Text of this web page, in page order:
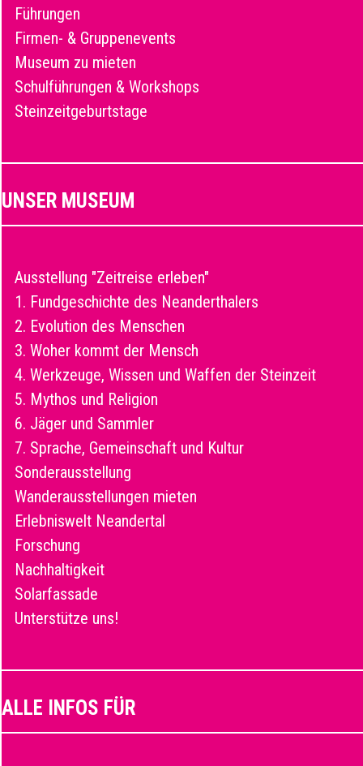
Führungen
Firmen- & Gruppenevents
Museum zu mieten
Schulführungen & Workshops
Steinzeitgeburtstage
UNSER MUSEUM
Ausstellung "Zeitreise erleben"
1. Fundgeschichte des Neanderthalers
2. Evolution des Menschen
3. Woher kommt der Mensch
4. Werkzeuge, Wissen und Waffen der Steinzeit
5. Mythos und Religion
6. Jäger und Sammler
7. Sprache, Gemeinschaft und Kultur
Sonderausstellung
Wanderausstellungen mieten
Erlebniswelt Neandertal
Forschung
Nachhaltigkeit
Solarfassade
Unterstütze uns!
ALLE INFOS FÜR